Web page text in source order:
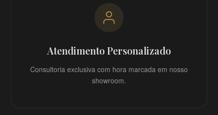
Atendimento Personalizado
Consultoria exclusiva com hora marcada em nosso
showroom.